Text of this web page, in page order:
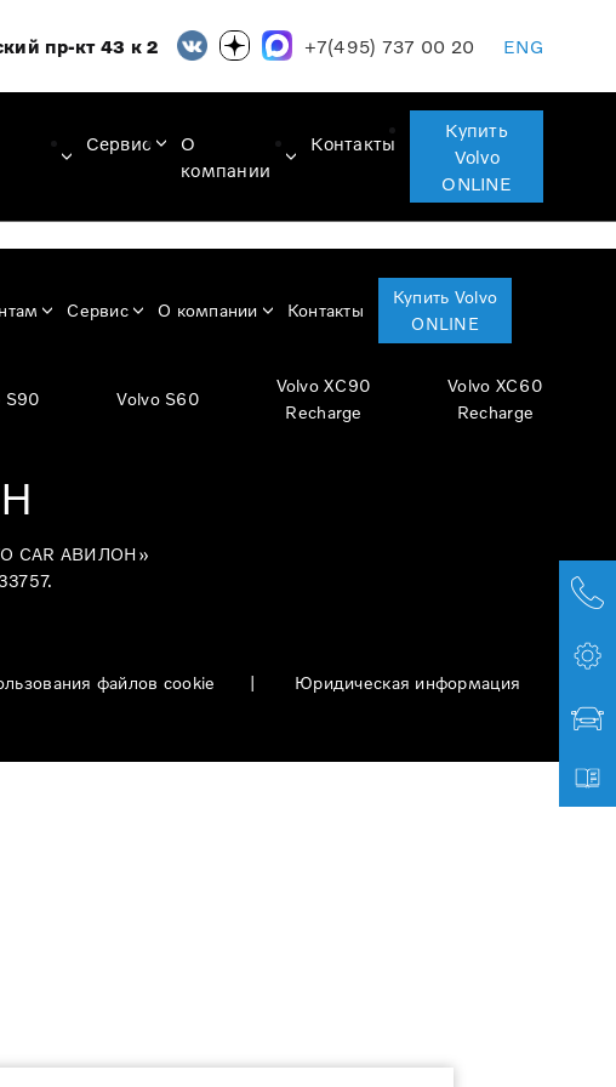
пр-кт 43 к 2 +7(495) 737 00 20 ENG
Сервис
О
компании
Контакты
Купить
Volvo
ONLINE
Сервис О компании Контакты
Купить Volvo
ONLINE
S90 Volvo S60
Volvo XC90
Recharge
Volvo XC60
Recharge
CAR АВИЛОН»
файлов cookie | Юридическая информация